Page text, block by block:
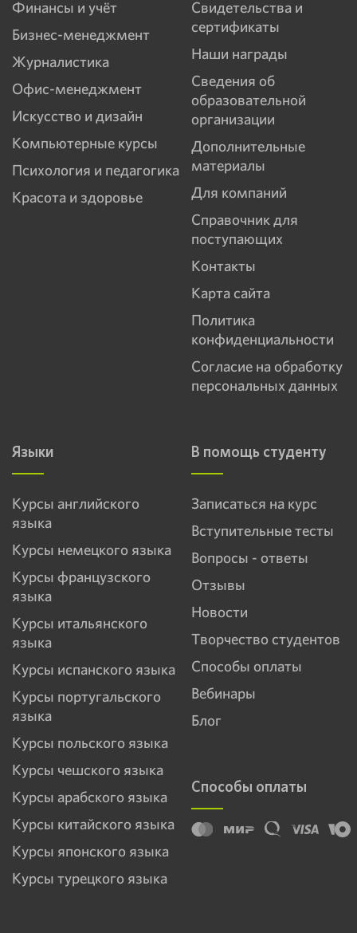
Финансы и учёт
Бизнес-менеджмент
Журналистика
Офис-менеджмент
Искусство и дизайн
Компьютерные курсы
Психология и педагогика
Красота и здоровье
Свидетельства и
сертификаты
Наши награды
Сведения об
образовательной
организации
Дополнительные
материалы
Для компаний
Справочник для
поступающих
Контакты
Карта сайта
Политика
конфиденциальности
Согласие на обработку
персональных данных
В помощь студенту
Записаться на курс
Вступительные тесты
Вопросы - ответы
Отзывы
Новости
Творчество студентов
Способы оплаты
Вебинары
Блог
Способы оплаты
Языки
Курсы английского
языка
Курсы немецкого языка
Курсы французского
языка
Курсы итальянского
языка
Курсы испанского языка
Курсы португальского
языка
Курсы польского языка
Курсы чешского языка
Курсы арабского языка
Курсы китайского языка
Курсы японского языка
Курсы турецкого языка